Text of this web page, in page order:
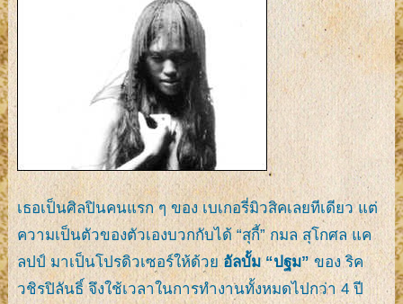
เธอเป็นศิลปินคนแรก ๆ ของ เบเกอรี่มิวสิคเลยทีเดียว แต่
ความเป็นตัวของตัวเองบวกกับได้ “สุกี้” กมล สุโกศล แค
ลปป์ มาเป็นโปรดิวเซอร์ให้ด้วยอัลบั้ม “ปฐม”ของ ริค
วชิรปิลันธิ์ จึงใช้เวลาในการทำงานทั้งหมดไปกว่า 4 ปี